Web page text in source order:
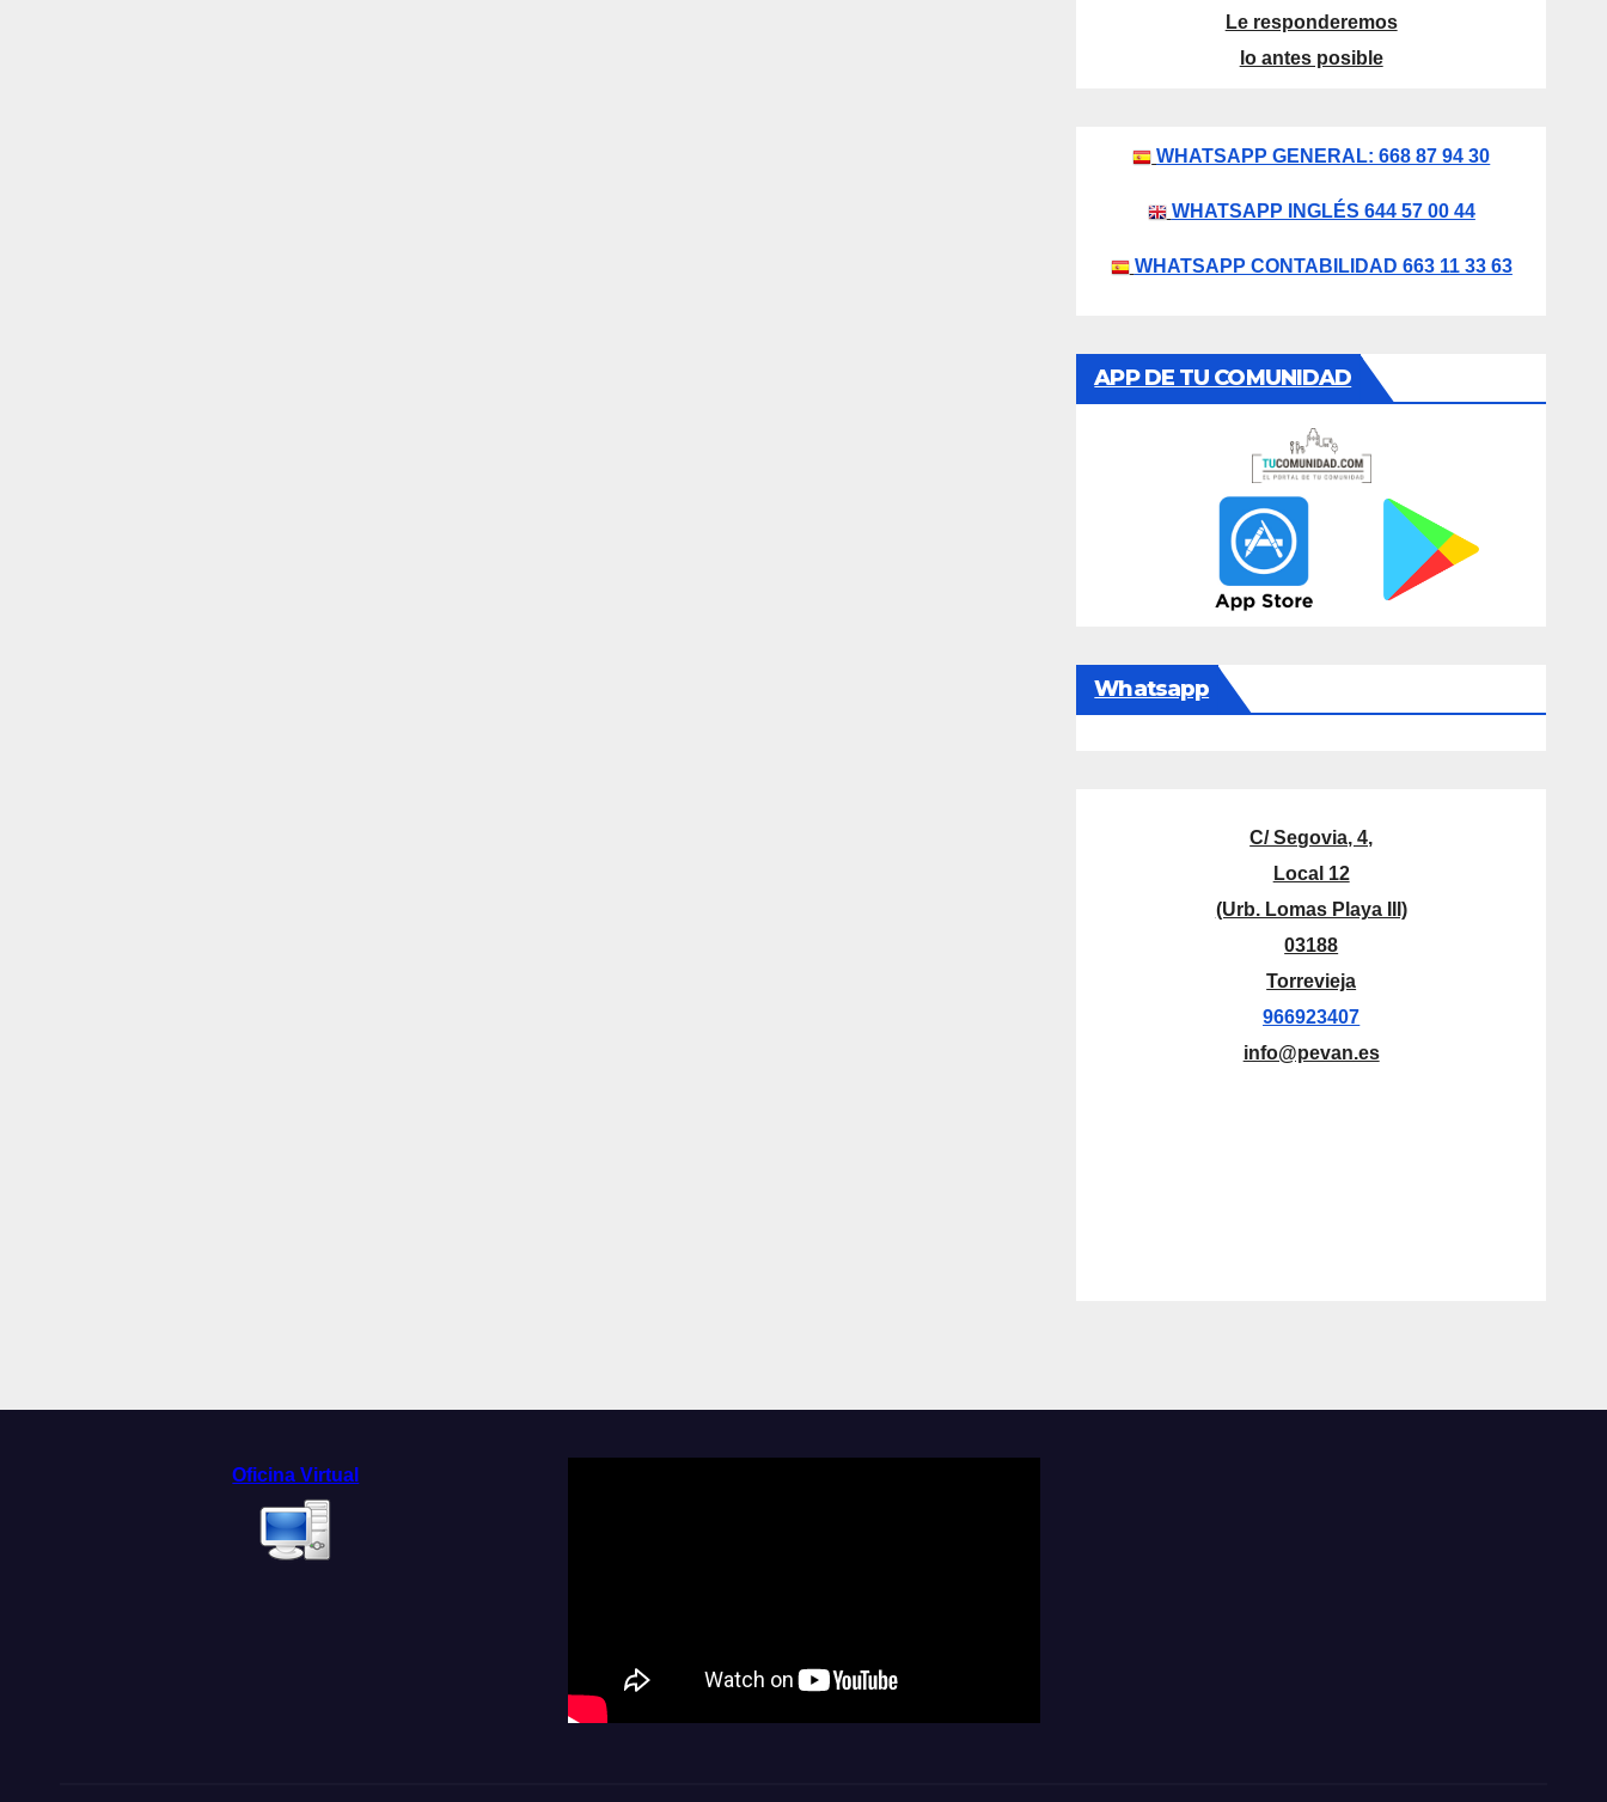
Le responderemos
lo antes posible
WHATSAPP GENERAL: 668 87 94 30
WHATSAPP INGLÉS 644 57 00 44
WHATSAPP CONTABILIDAD 663 11 33 63
APP DE TU COMUNIDAD
Whatsapp
C/ Segovia, 4,
Local 12
(Urb. Lomas Playa III)
03188
Torrevieja
966923407
info@pevan.es
Oficina Virtual